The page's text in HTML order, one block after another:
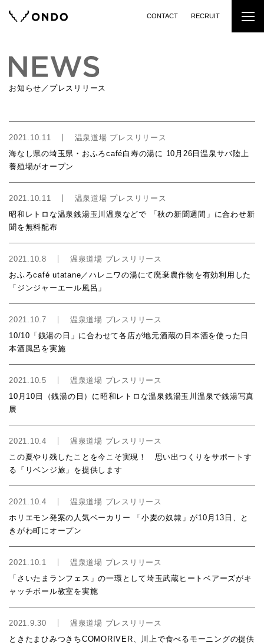
CONTACT RECRUIT
お知らせ／プレスリリース
2021.10.11
温泉道場 プレスリリース
海なし県の埼玉県・おふろcafé白寿の湯に 10月26日温泉サバ陸上
養殖場がオープン
2021.10.11
温泉道場 プレスリリース
昭和レトロな温泉銭湯玉川温泉などで 「秋の新聞週間」に合わせ新
聞を無料配布
2021.10.8
温泉道場 プレスリリース
おふろcafé utatane／ハレニワの湯にて廃棄農作物を有効利用した
「ジンジャーエール風呂」
2021.10.7
温泉道場 プレスリリース
10/10「銭湯の日」に合わせて各店が地元酒蔵の日本酒を使った日
本酒風呂を実施
2021.10.5
温泉道場 プレスリリース
10月10日（銭湯の日）に昭和レトロな温泉銭湯玉川温泉で銭湯写真
展
2021.10.4
温泉道場 プレスリリース
この夏やり残したことを今こそ実現！ 思い出つくりをサポートす
る「リベンジ旅」を提供します
2021.10.4
温泉道場 プレスリリース
ホリエモン発案の人気ベーカリー 「小麦の奴隷」が10月13日、と
きがわ町にオープン
2021.10.1
温泉道場 プレスリリース
「さいたまランフェス」の一環として埼玉武蔵ヒートベアーズがキ
ャッチボール教室を実施
2021.9.30
温泉道場 プレスリリース
ときたまひみつきちCOMORIVER、川上で食べるモーニングの提供